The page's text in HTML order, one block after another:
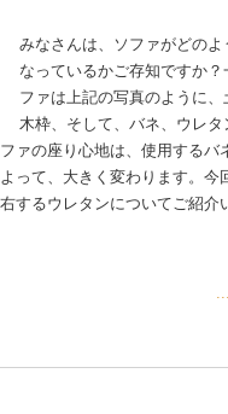
みなさんは、ソファがどのよ
なっているかご存知ですか？
ファは上記の写真のように、
木枠、そして、バネ、ウレタ
ァの座り心地は、使用するバ
って、大きく変わります。今
するウレタンについてご紹介